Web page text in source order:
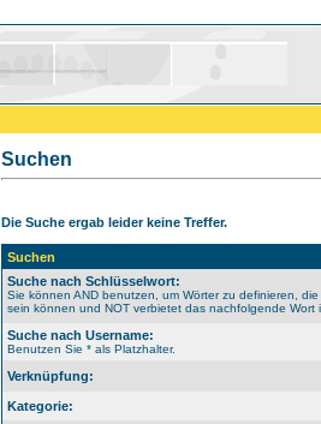
Suchen
Die Suche ergab leider keine Treffer.
Suchen
Suche nach Schlüsselwort:
Sie können AND benutzen, um Wörter zu definieren,
sein können und NOT verbietet das nachfolgende Wort
Suche nach Username:
Benutzen Sie * als Platzhalter.
Verknüpfung:
Kategorie: